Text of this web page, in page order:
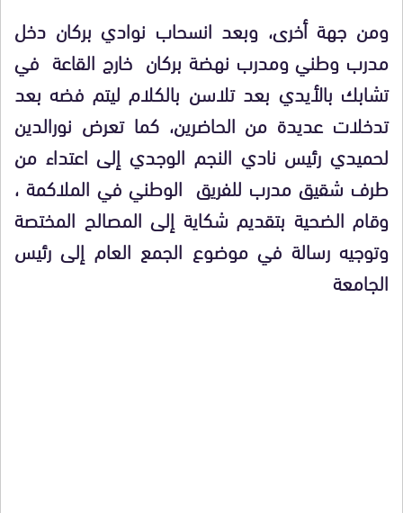
ومن جهة أخرى، وبعد انسحاب نوادي بركان دخل
مدرب وطني ومدرب نهضة بركان خارج القاعة في
تشابك بالأيدي بعد تلاسن بالكلام ليتم فضه بعد
تدخلات عديدة من الحاضرين، كما تعرض نورالدين
لحميدي رئيس نادي النجم الوجدي إلى اعتداء من
طرف شقيق مدرب للفريق الوطني في الملاكمة ،
وقام الضحية بتقديم شكاية إلى المصالح المختصة
وتوجيه رسالة في موضوع الجمع العام إلى رئيس
الجامعة